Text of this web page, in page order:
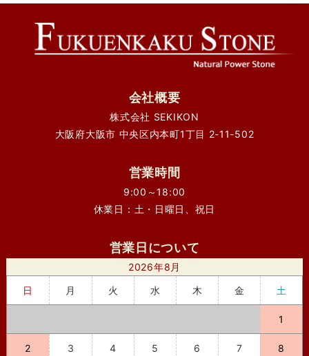
会社概要
株式会社 SEKIKON
大阪府大阪市 中央区内本町1丁目 2-11-502
営業時間
9:00～18:00
休業日：土・日曜日、祝日
営業日について
2026年8月
日
月 火 水 木 金 土
1
2 3 4 5 6 7 8